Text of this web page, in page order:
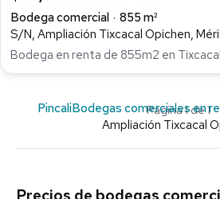
Bodega comercial
855 m²
S/N, Ampliación Tixcacal Opichen,
Bodega en renta de 855m2 en
Página 1 de 1
PincaliBodegas comerciales en
Ampliación Tixcacal